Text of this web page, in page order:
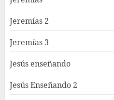
Jeremías 2
Jeremías 3
Jesús enseñando
Jesús Enseñando 2